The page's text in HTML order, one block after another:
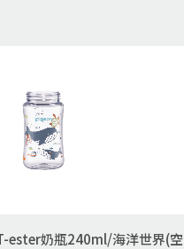
ester奶瓶240ml/海洋世界(空